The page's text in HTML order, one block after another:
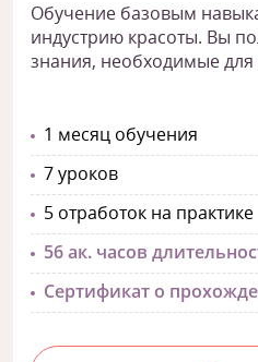
Обучение базовым
индустрию красоты. Вы
знания, необходимые для
1 месяц обучения
7 уроков
5 отработок на практике
56 ак. часов
Сертификат о